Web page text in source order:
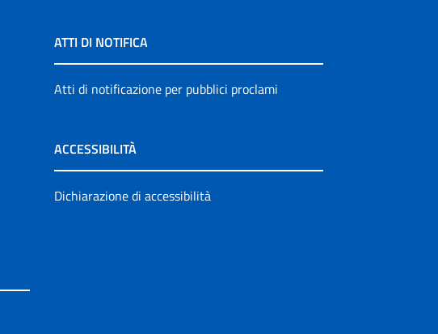
ATTI DI NOTIFICA
Atti di notificazione per pubblici proclami
ACCESSIBILITÀ
Dichiarazione di accessibilità